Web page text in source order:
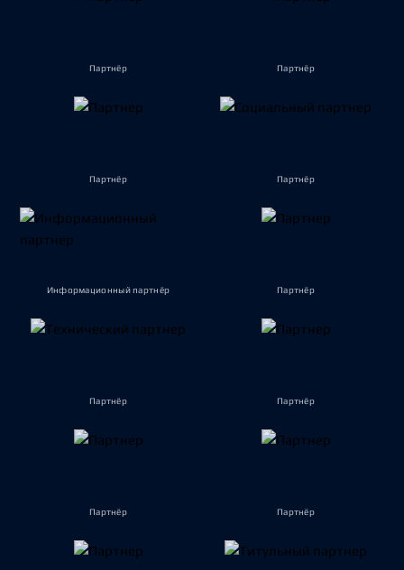
Партнёр Партнёр
Партнёр Партнёр
Информационный партнёр Партнёр
Партнёр Партнёр
Партнёр Партнёр